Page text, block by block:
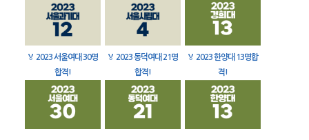
🏅 2023 서울여대 30명
합격!
🏅 2023 동덕여대 21명
합격!
🏅 2023 한양대 13명합
격!